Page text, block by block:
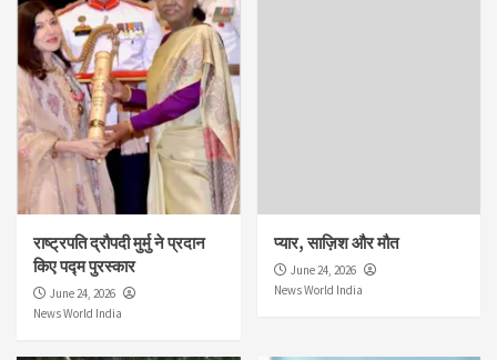
राष्ट्रपति द्रौपदी मुर्मु ने प्रदान
किए पद्म पुरस्कार
June 24, 2026
News World India
प्यार, साज़िश और मौत
June 24, 2026
News World India